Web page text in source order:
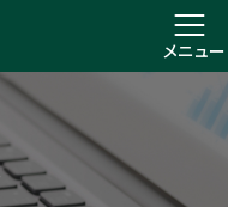
メニュー